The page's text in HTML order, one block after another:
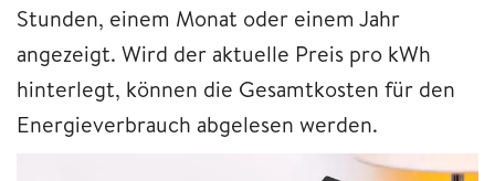
Stunden, einem Monat oder einem Jahr
angezeigt. Wird der aktuelle Preis pro kWh
hinterlegt, können die Gesamtkosten für den
Energieverbrauch abgelesen werden.